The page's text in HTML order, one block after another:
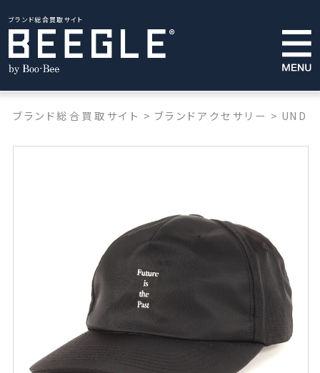
ブランド総合買取サイト
ブランド総合買取サイト > ブランドアクセサリー >